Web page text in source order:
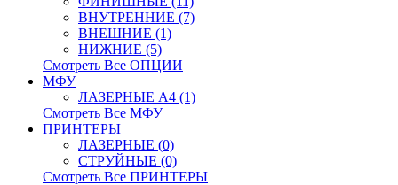
ВНУТРЕННИЕ (7)
ВНЕШНИЕ (1)
НИЖНИЕ (5)
Смотреть Все ОПЦИИ
МФУ
ЛАЗЕРНЫЕ A4 (1)
Смотреть Все МФУ
ПРИНТЕРЫ
ЛАЗЕРНЫЕ (0)
СТРУЙНЫЕ (0)
Смотреть Все ПРИНТЕРЫ